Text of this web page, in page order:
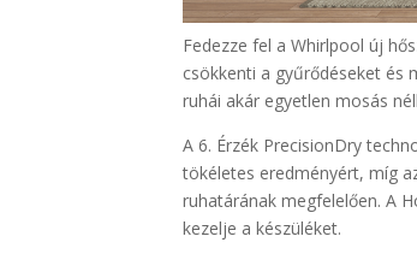
Fedezze fel a Whirlpool új
csökkenti a gyűrődéseket és
ruhái akár egyetlen mosás
A 6. Érzék PrecisionDry
tökéletes eredményért, míg
ruhatárának megfelelően. A
kezelje a készüléket.